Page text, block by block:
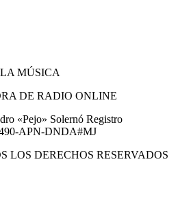
MÚSICA
DE RADIO ONLINE
«Pejo» Solernó Registro
APN-DNDA#MJ
LOS DERECHOS RESERVADOS